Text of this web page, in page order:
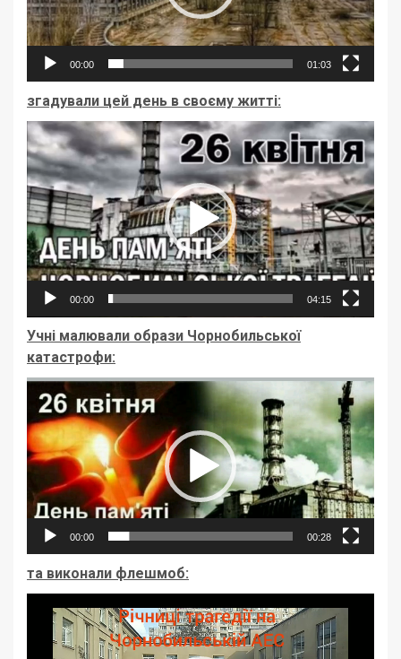
00:00 01:03
згадували цей день в своєму житті:
Відеопрогравач
00:00 04:15
Учні малювали образи Чорнобильської
катастрофи:
Відеопрогравач
00:00 00:28
та виконали флешмоб: